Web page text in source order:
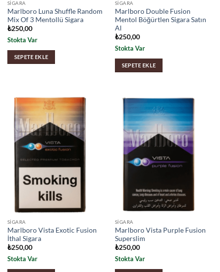
SIGARA
Marlboro Luna Shuffle Random
Mix Of 3 Mentollü Sigara
₺250,00
Stokta Var
SEPETE EKLE
SIGARA
Marlboro Double Fusion
Mentol Böğürtlen Sigara Satın
Al
₺250,00
Stokta Var
SEPETE EKLE
SIGARA
Marlboro Vista Exotic Fusion
İthal Sigara
₺250,00
Stokta Var
SIGARA
Marlboro Vista Purple Fusion
Superslim
₺250,00
Stokta Var